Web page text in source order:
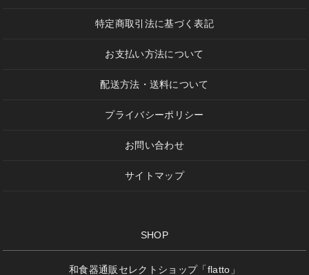
特定商取引法に基づく表記
お支払い方法について
配送方法・送料について
プライバシーポリシー
お問い合わせ
サイトマップ
SHOP
和食器通販セレクトショップ「flatto」